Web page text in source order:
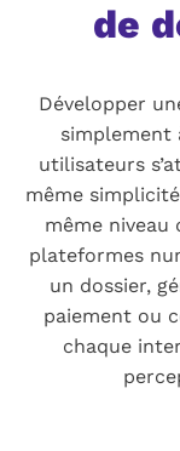
de
Développer
simplement
utilisateurs
même
même niveau
plateformes
un dossier,
paiement ou
chaque